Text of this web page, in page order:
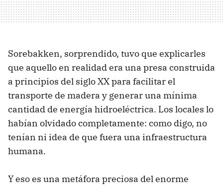
Sorebakken, sorprendido, tuvo que explicarles
que aquello en realidad era una presa construida
a principios del siglo XX para facilitar el
transporte de madera y generar una mínima
cantidad de energía hidroeléctrica. Los locales lo
habían olvidado completamente: como digo, no
tenían ni idea de que fuera una infraestructura
humana.
Y eso es una metáfora preciosa del enorme